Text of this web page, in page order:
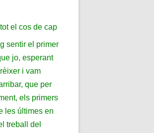
el cos de cap
sentir el primer
jo, esperant
i vam
que per
els primers
les últimes en
treball del